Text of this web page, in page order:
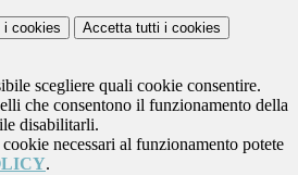
i cookies Accetta tutti i cookies
scegliere quali cookie consentire.
che consentono il funzionamento della
disabilitarli.
necessari al funzionamento potete
.